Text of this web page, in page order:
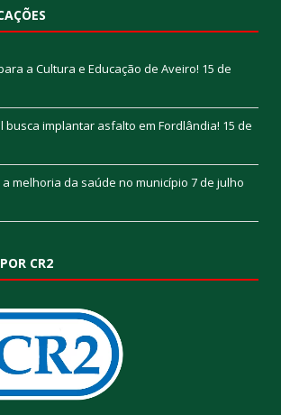
a Cultura e Educação de Aveiro! 15 de
busca implantar asfalto em Fordlândia! 15 de
melhoria da saúde no município 7 de julho
CR2